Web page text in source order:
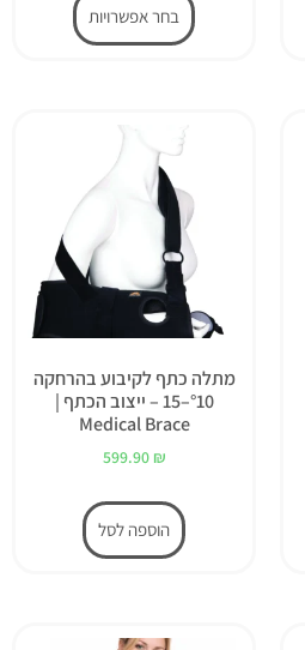
בחר אפשרויות
מתלה כתף לקיבוע בהרחקה
°10–15 – ייצוב הכתף |
Medical Brace
599.90 ₪
הוספה לסל